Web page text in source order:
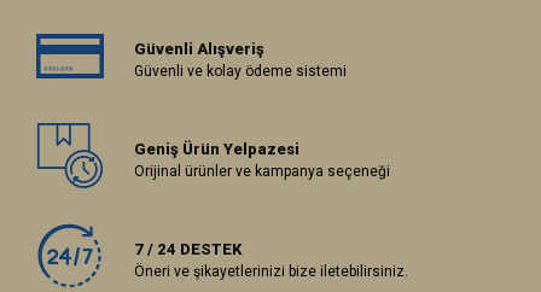
Güvenli Alışveriş
Güvenli ve kolay ödeme sistemi
Geniş Ürün Yelpazesi
Orijinal ürünler ve kampanya seçeneği
7 / 24 DESTEK
Öneri ve şikayetlerinizi bize iletebilirsiniz.